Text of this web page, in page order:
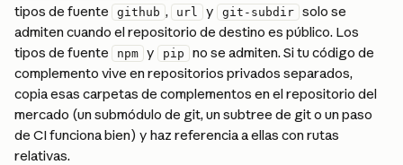
tipos de fuente
github , url y git-subdir solo se
admiten cuando el repositorio de destino es público. Los
tipos de fuente
npm y pip
no se admiten. Si tu código de
complemento vive en repositorios privados separados,
copia esas carpetas de complementos en el repositorio del
mercado (un submódulo de git, un subtree de git o un paso
de CI funciona bien) y haz referencia a ellas con rutas
relativas.